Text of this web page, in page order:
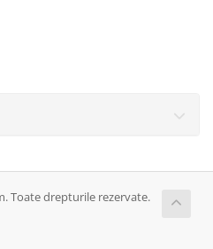
Toate drepturile rezervate.